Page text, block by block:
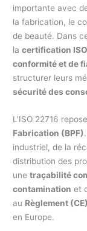
importante avec
la fabrication, le
de beauté. Dans
lacertification
conformité et de
structurer leurs
sécurité des
L’ISO 22716
Fabrication (BPF)
industriel, de la
distribution des
unetraçabilité
contamination et
au Règlement
en Europe.